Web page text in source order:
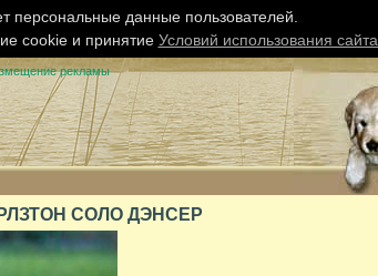
рекламы
СОЛО ДЭНСЕР
персональные данные пользователей.
cookie и принятие Условий использования сайта.